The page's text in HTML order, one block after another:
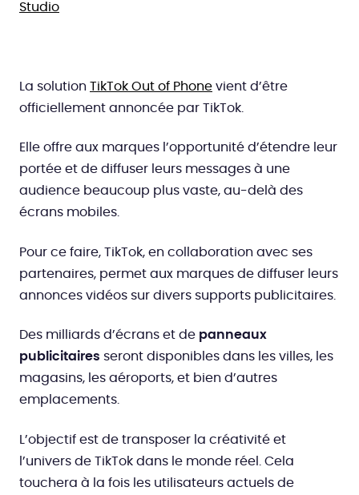
Studio
La solution TikTok Out of Phone vient d’être
officiellement annoncée par TikTok.
Elle offre aux marques l’opportunité d’étendre leur
portée et de diffuser leurs messages à une
audience beaucoup plus vaste, au-delà des
écrans mobiles.
Pour ce faire, TikTok, en collaboration avec ses
partenaires, permet aux marques de diffuser leurs
annonces vidéos sur divers supports publicitaires.
Des milliards d’écrans et de panneaux
publicitaires seront disponibles dans les villes, les
magasins, les aéroports, et bien d’autres
emplacements.
L’objectif est de transposer la créativité et
l’univers de TikTok dans le monde réel. Cela
touchera à la fois les utilisateurs actuels de